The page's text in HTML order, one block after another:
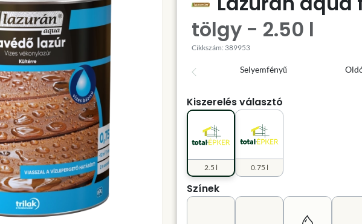
tölgy - 2.50 l
Cikkszám: 389953
Selyemfényű
Kiszerelés választó
0.75 l
2.5 l
Színek